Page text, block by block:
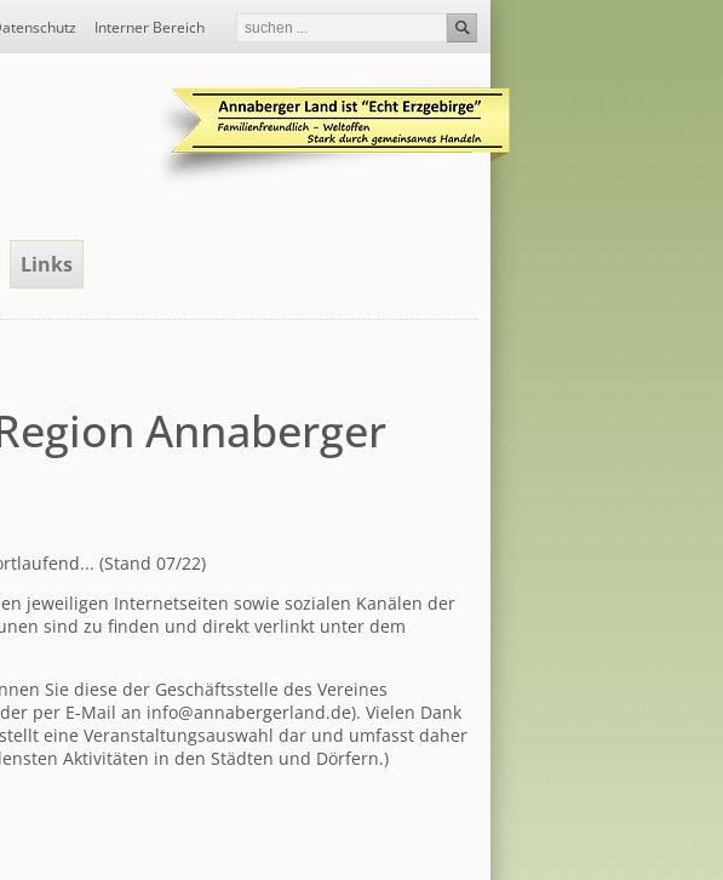
Interner Bereich
Links
Annaberger
(Stand 07/22)
jeweiligen Internetseiten sowie sozialen Kanälen der
sind zu finden und direkt verlinkt unter dem
Sie diese der Geschäftsstelle des Vereines
per E-Mail an info@annabergerland.de). Vielen Dank
eine Veranstaltungsauswahl dar und umfasst daher
Aktivitäten in den Städten und Dörfern.)